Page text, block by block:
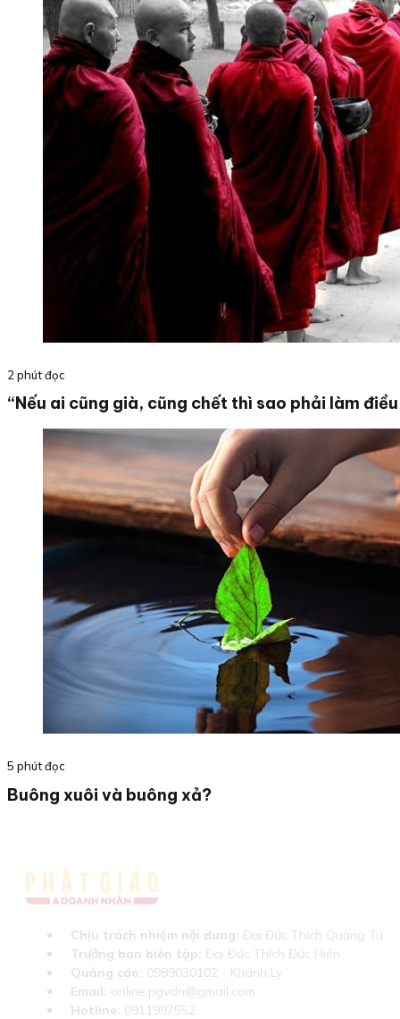
2 phút đọc
“Nếu ai cũng già, cũng chết thì sao phải làm
5 phút đọc
Buông xuôi và buông xả?
Chịu trách nhiệm nội dung: Đại Đức Thích Quảng Tú
Trưởng ban biên tập: Đại Đức Thích Đức Hiển
Quảng cáo: 0989030102 - Khánh Ly
Email: online.pgvdn@gmail.com
Hotline: 0911997552